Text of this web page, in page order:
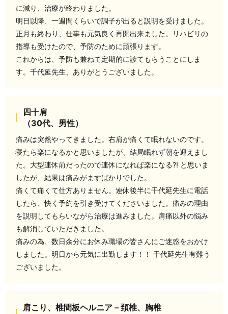
に減り、治療が終わりました。
明日以降、一週間くらいで調子が出ると説明を受けました。
正月も終わり、仕事も元気良く再開出来ました。リハビリの
指導も受けたので、予防のために頑張ります。
これからは、予防も兼ねて定期的に診てもらうことにしま
す。千代延先生、ありがとうございました。
四十肩
（30代、男性）
痛みは突然やってきました。右肩が痛くて眠れないのです。
寝たら楽になるかと思いましたが、結局眠れず朝を迎えまし
た。大型連休前だったので連休になれば楽になる⁈ と思いま
したが、結果は痛みがますばかりでした。
痛くて痛くて仕方ありません。連休後半に千代延先生に電話
したら、快く予約を引き受けてくださいました。痛みの理由
を説明してもらいながら治療は進みました。肩痛以外の悩み
も解消していただきました。
痛みの為、数日余分にお休み職場の皆さんにご迷惑をおかけ
しました。明日から元気に出勤します！！ 千代延先生有難う
ございました。
肩こり、椎間板ヘルニア－頚椎、胸椎